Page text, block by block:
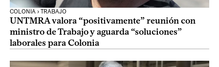
COLONIA › TRABAJO
UNTMRA valora “positivamente” reunión con
ministro de Trabajo y aguarda “soluciones”
laborales para Colonia